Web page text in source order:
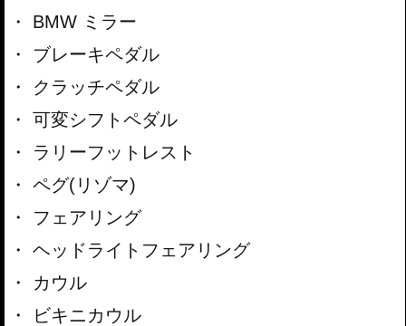
BMW ミラー
ブレーキペダル
クラッチペダル
可変シフトペダル
ラリーフットレスト
ペグ(リゾマ)
フェアリング
ヘッドライトフェアリング
カウル
ビキニカウル